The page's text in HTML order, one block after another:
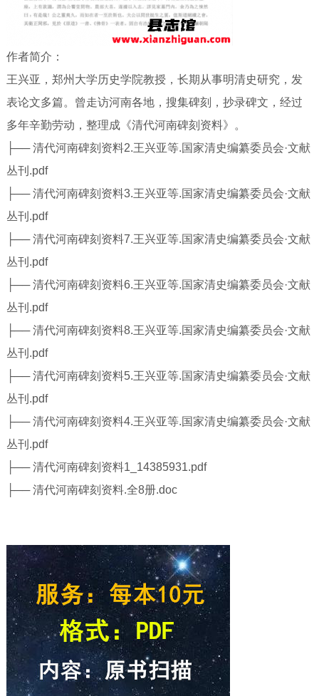
作者简介：
王兴亚，郑州大学历史学院教授，长期从事明清史研究，发
表论文多篇。曾走访河南各地，搜集碑刻，抄录碑文，经过
多年辛勤劳动，整理成《清代河南碑刻资料》。
├── 清代河南碑刻资料2.王兴亚等.国家清史编纂委员会·文献
丛刊.pdf
├── 清代河南碑刻资料3.王兴亚等.国家清史编纂委员会·文献
丛刊.pdf
├── 清代河南碑刻资料7.王兴亚等.国家清史编纂委员会·文献
丛刊.pdf
├── 清代河南碑刻资料6.王兴亚等.国家清史编纂委员会·文献
丛刊.pdf
├── 清代河南碑刻资料8.王兴亚等.国家清史编纂委员会·文献
丛刊.pdf
├── 清代河南碑刻资料5.王兴亚等.国家清史编纂委员会·文献
丛刊.pdf
├── 清代河南碑刻资料4.王兴亚等.国家清史编纂委员会·文献
丛刊.pdf
├── 清代河南碑刻资料1_14385931.pdf
├── 清代河南碑刻资料.全8册.doc